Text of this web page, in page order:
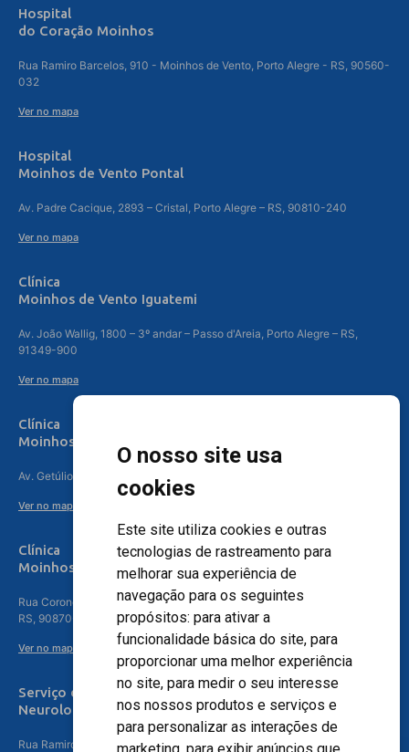
O nosso site usa
cookies
Este site utiliza cookies e outras
tecnologias de rastreamento para
melhorar sua experiência de
navegação para os seguintes
propósitos: para ativar a
funcionalidade básica do site, para
proporcionar uma melhor experiência
no site, para medir o seu interesse
nos nossos produtos e serviços e
para personalizar as interações de
Hospital
do Coração Moinhos
Rua Ramiro Barcelos, 910 - Moinhos de Vento, Porto Alegre - RS, 90560-
032
Ver no mapa
Hospital
Moinhos de Vento Pontal
Av. Padre Cacique, 2893 – Cristal, Porto Alegre – RS, 90810-240
Ver no mapa
Clínica
Moinhos de Vento Iguatemi
Av. João Wallig, 1800 – 3º andar – Passo d'Areia, Porto Alegre – RS,
91349-900
Ver no mapa
Clínica
Moinhos de Vento Canoas
Av. Getúlio Vargas, 4841 – Centro, Canoas – RS, 92010-010
Ver no mapa
Clínica
Moinhos de Vento - Teresópolis
Rua Coronel Aparício Borges, 250 - 3º andar - Teresópolis, Porto Alegre -
RS, 90870-016
Ver no mapa
Serviço de
Neurologia
Rua Ramiro Barcelos, 630 – 5º andar – Floresta, Porto Alegre – RS,